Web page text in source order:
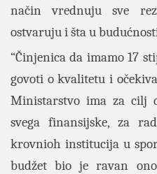
način vrednuju sve
ostvaruju i šta u
“Činjenica da imamo 17
govoti o kvalitetu i
Ministarstvo ima za cilj
svega finansijske, za
krovnioh institucija u
budžet bio je ravan